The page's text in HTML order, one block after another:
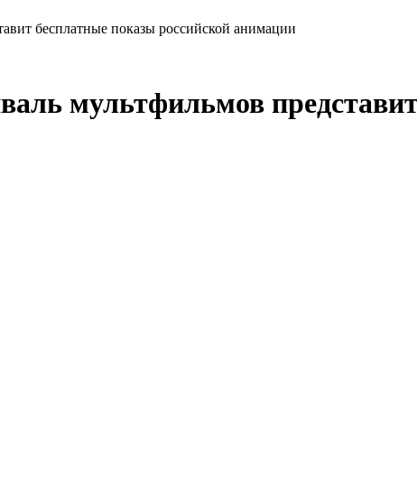
бесплатные показы российской анимации
мультфильмов